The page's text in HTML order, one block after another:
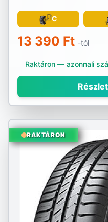
C
13 390 Ft -tól
Raktáron — azonnali
RAKTÁRON